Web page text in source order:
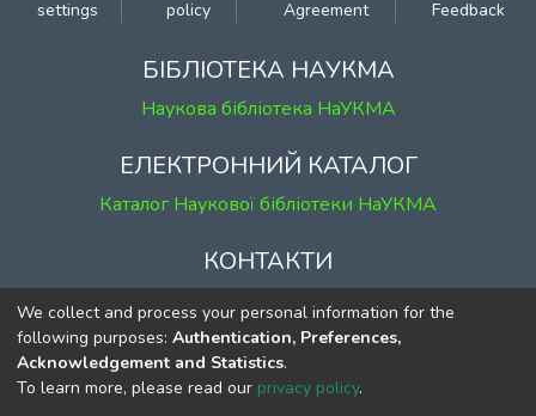
settings
policy
Agreement
Feedback
БІБЛІОТЕКА НАУКМА
Наукова бібліотека НаУКМА
ЕЛЕКТРОННИЙ КАТАЛОГ
Каталог Наукової бібліотеки НаУКМА
КОНТАКТИ
м. Київ, вул. Григорія Сковороди, 2
к. 1, к. 120
тел. (044) 463-69-31
ekmair@ukma.edu.ua
We collect and process your personal information for the
following purposes: Authentication, Preferences,
Acknowledgement and Statistics.
To learn more, please read our privacy policy.